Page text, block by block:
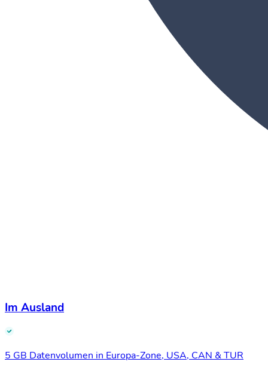
Im Ausland
5 GB Datenvolumen in Europa-Zone, USA, CAN & TUR